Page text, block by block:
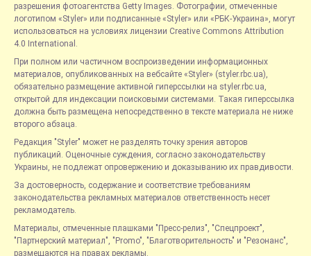
разрешения фотоагентства Getty Images. Фотографии, отмеченные
логотипом «Styler» или подписанные «Styler» или «РБК-Украина», могут
использоваться на условиях лицензии Creative Commons Attribution
4.0 International.
При полном или частичном воспроизведении информационных
материалов, опубликованных на вебсайте «Styler» (styler.rbc.ua),
обязательно размещение активной гиперссылки на styler.rbc.ua,
открытой для индексации поисковыми системами. Такая гиперссылка
должна быть размещена непосредственно в тексте материала не ниже
второго абзаца.
Редакция "Styler" может не разделять точку зрения авторов
публикаций. Оценочные суждения, согласно законодательству
Украины, не подлежат опровержению и доказыванию их правдивости.
За достоверность, содержание и соответствие требованиям
законодательства рекламных материалов ответственность несет
рекламодатель.
Материалы, отмеченные плашками "Пресс-релиз", "Спецпроект",
"Партнерский материал", "Promo", "Благотворительность" и "Резонанс",
размещаются на правах рекламы.